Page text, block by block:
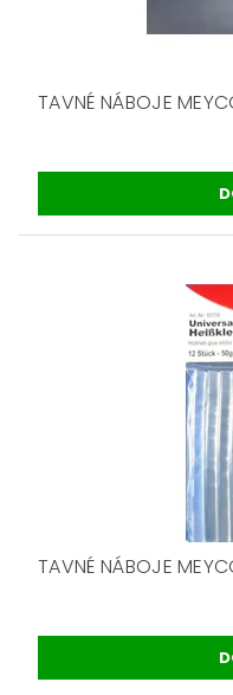
TAVNÉ NÁBOJE
TAVNÉ NÁBOJE